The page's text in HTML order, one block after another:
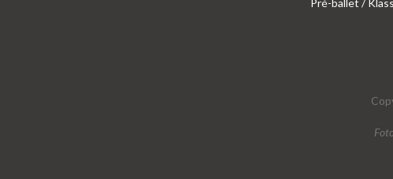
Pré-ballet /